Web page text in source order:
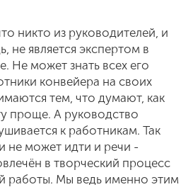
никто из руководителей, и
не является экспертом в
Не может знать всех его
конвейера на своих
тем, что думают, как
проще. А руководство
к работникам. Так
не может идти и речи -
в творческий процесс
работы. Мы ведь именно этим